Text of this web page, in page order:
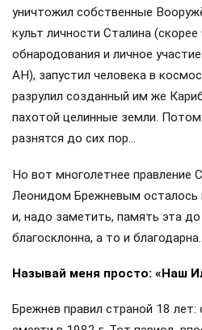
уничтожил собственные
культ личности Сталина
обнародования и личное
АН), запустил человека в
разрулил созданный им же
пахотой целинные земли.
разнятся до сих пор…
Но вот многолетнее правление
Леонидом Брежневым осталось
и, надо заметить, память эта
благосклонна, а то и
Называй меня просто: «Наш
Брежнев правил страной 18